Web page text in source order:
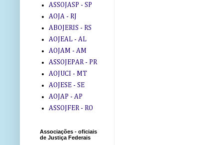
ASSOJASP - SP
AOJA - RJ
ABOJERIS - RS
AOJEAL - AL
AOJAM - AM
ASSOJEPAR - PR
AOJUCI - MT
AOJESE - SE
AOJAP - AP
ASSOJFER - RO
Associações - oficiais
de Justiça Federais